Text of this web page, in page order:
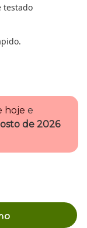
testado
hoje e
de 2026